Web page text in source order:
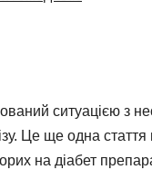
ситуацією з
Це ще одна
на діабет